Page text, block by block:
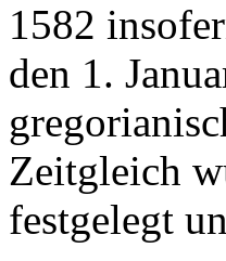
1582
den 1.
Zeitgleich
festgelegt